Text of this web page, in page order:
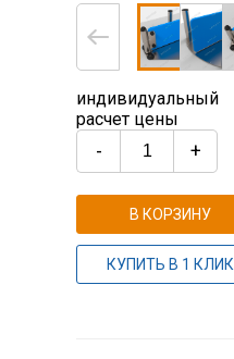
индивидуальный
расчет цены
- +
В КОРЗИНУ
КУПИТЬ В 1 КЛИК